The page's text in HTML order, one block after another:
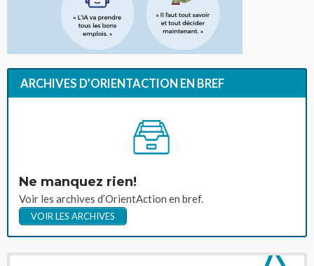
ARCHIVES D’ORIENTACTION EN BREF
Ne manquez rien!
Voir les archives d’OrientAction en bref.
VOIR LES ARCHIVES